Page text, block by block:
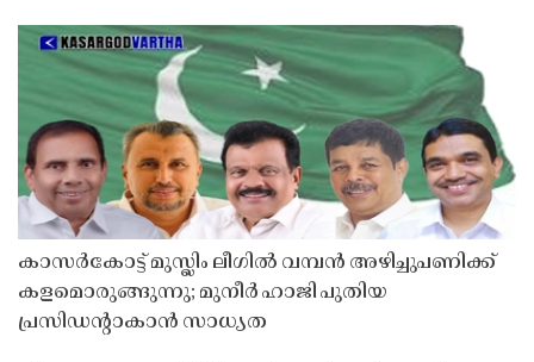
കാസർകോട്ട് മുസ്ലിം ലീഗിൽ വമ്പൻ അഴിച്ചുപണിക്ക്
കളമൊരുങ്ങുന്നു; മുനീർ ഹാജി പുതിയ
പ്രസിഡൻ്റാകാൻ സാധ്യത